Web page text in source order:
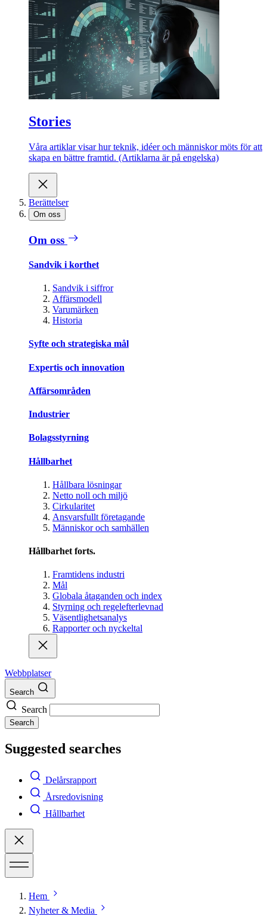
Stories
Våra artiklar visar hur teknik, idéer och människor möts för att
skapa en bättre framtid. (Artiklarna är på engelska)
Berättelser
Om oss
Om oss
Sandvik i korthet
Sandvik i siffror
Affärsmodell
Varumärken
Historia
Syfte och strategiska mål
Expertis och innovation
Affärsområden
Industrier
Bolagsstyrning
Hållbarhet
Hållbara lösningar
Netto noll och miljö
Cirkularitet
Ansvarsfullt företagande
Människor och samhällen
Hållbarhet forts.
Framtidens industri
Mål
Globala åtaganden och index
Styrning och regelefterlevnad
Väsentlighetsanalys
Rapporter och nyckeltal
Webbplatser
Search
Search
Search
Suggested searches
Delårsrapport
Årsredovisning
Hållbarhet
Hem
Nyheter & Media